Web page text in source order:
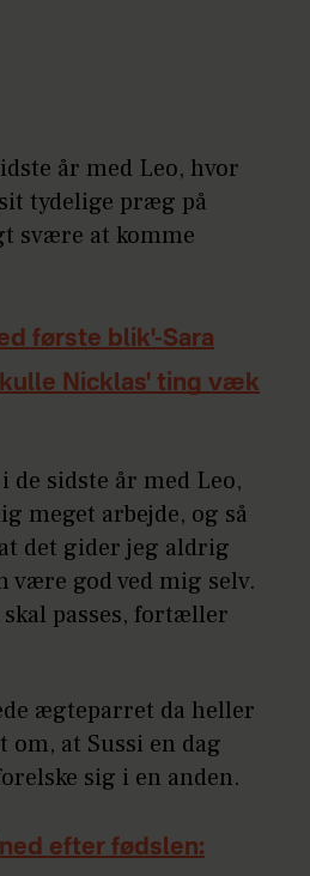
år med Leo, hvor
tydelige præg på
svære at komme
første blik'-Sara
Nicklas' ting væk
sidste år med Leo,
meget arbejde, og så
det gider jeg aldrig
være god ved mig selv.
passes, fortæller
ægteparret da heller
om, at Sussi en dag
sig i en anden.
efter fødslen: